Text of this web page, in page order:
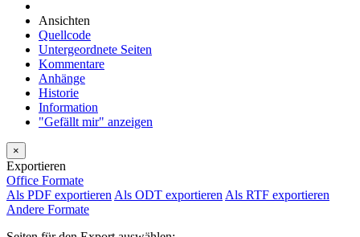
Ansichten
Quellcode
Untergeordnete Seiten
Kommentare
Anhänge
Historie
Information
"Gefällt mir" anzeigen
×
Exportieren
Office Formate
Als PDF exportieren Als ODT exportieren Als RTF exportieren
Andere Formate